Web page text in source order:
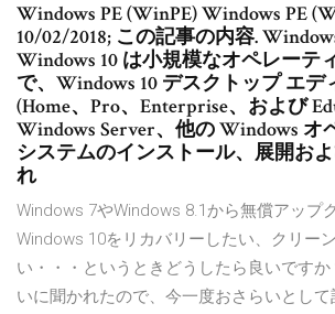
Windows PE (WinPE) Windows PE
10/02/2018; この記事の内容.
Windows 10 は小規模なオペレーテ
で、Windows 10 デスクトップ エデ
(Home、Pro、Enterprise、および
Windows Server、他の Windows オ
システムのインストール、展開お
れ
Windows 7やWindows 8.1から無償アップ
Windows 10をリカバリーしたい、クリー
い・・・というときどうしたら良いです
いに聞かれたので、今一度おさらいとして